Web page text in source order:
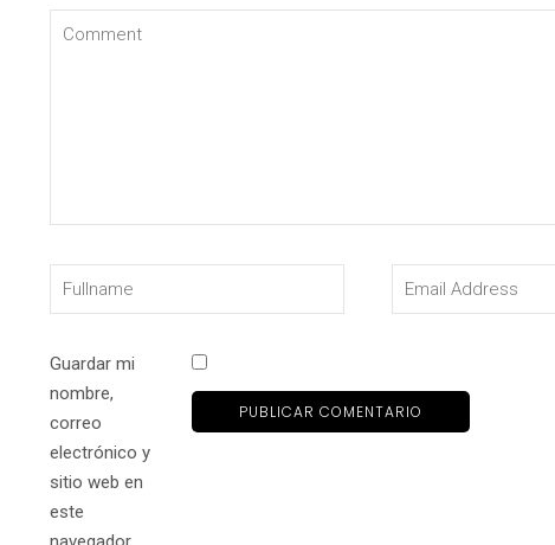
Guardar mi
nombre,
correo
electrónico y
sitio web en
este